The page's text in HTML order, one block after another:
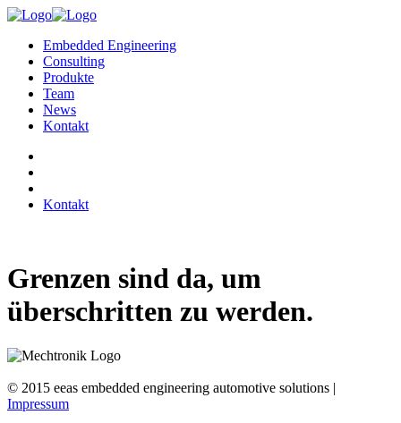
Embedded Engineering
Consulting
Produkte
Team
News
Kontakt
Kontakt
Grenzen sind da, um
überschritten zu werden.
© 2015 eeas embedded engineering automotive solutions |
Impressum